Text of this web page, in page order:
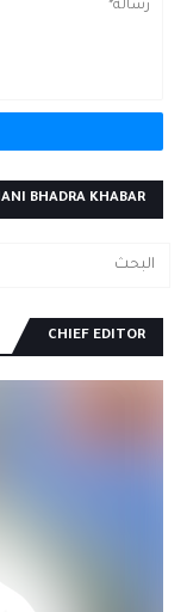
BHADRA KHABAR
CHIEF EDITOR